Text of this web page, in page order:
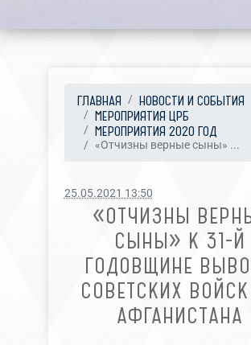
ГЛАВНАЯ
НОВОСТИ И СОБЫТИЯ
МЕРОПРИЯТИЯ ЦРБ
МЕРОПРИЯТИЯ 2020 ГОД
«Отчизны верные сыны» ...
25.05.2021 13:50
«ОТЧИЗНЫ
СЫНЫ» К 31-Й
ГОДОВЩИНЕ
СОВЕТСКИХ
АФГАНИСТАНА